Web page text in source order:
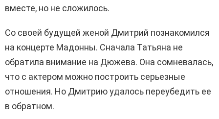
вместе, но не сложилось.
Со своей будущей женой Дмитрий познакомился
на концерте Мадонны. Сначала Татьяна не
обратила внимание на Дюжева. Она сомневалась,
что с актером можно построить серьезные
отношения. Но Дмитрию удалось переубедить ее
в обратном.